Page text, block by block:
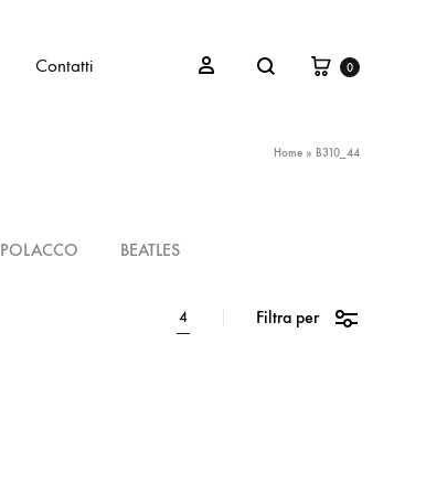
Contatti 0
Home » B310_44
POLACCO
BEATLES
Filtra per
4